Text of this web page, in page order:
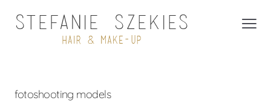
fotoshooting models